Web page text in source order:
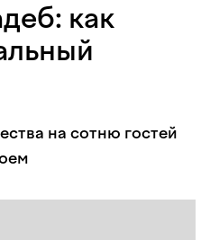
как
на сотню гостей